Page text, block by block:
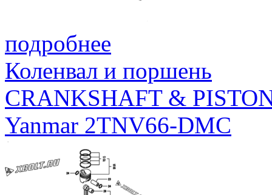
подробнее
Коленвал и поршень
CRANKSHAFT &
Yanmar 2TNV66-DMC